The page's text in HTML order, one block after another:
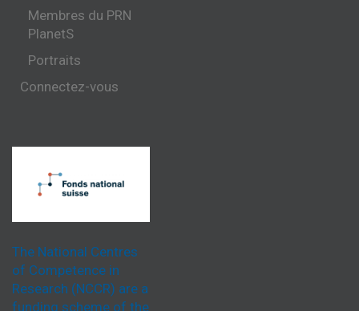
Membres du PRN
PlanetS
Portraits
Connectez-vous
The National Centres
of Competence in
Research (NCCR) are a
funding scheme of the